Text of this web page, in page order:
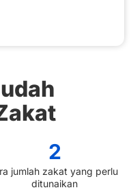
2
jumlah zakat yang perlu
ditunaikan